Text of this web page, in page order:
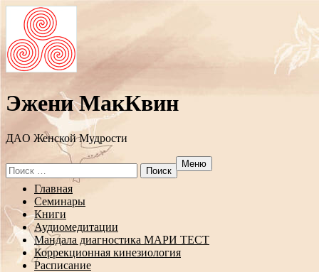
Эжени МакКвин
ДAO Женской Мудрости
Search
for:
Меню
Перейти
содержанию
Главная
Семинары
Книги
Аудиомедитации
Мандала диагностика МАРИ ТЕСТ
Коррекционная кинезиология
Расписание